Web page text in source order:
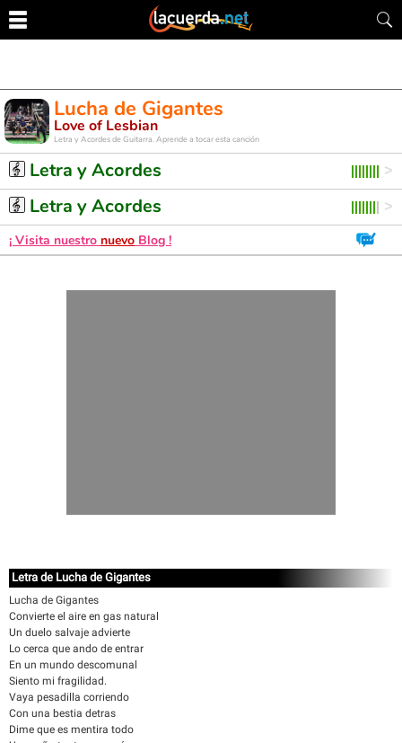
Lucha de Gigantes
Love of Lesbian
Letra y Acordes de Guitarra. Aprende a tocar esta canción
Letra y Acordes
Letra y Acordes
¡ Visita nuestro nuevo Blog !
Letra de Lucha de Gigantes
Lucha de Gigantes
Convierte el aire en gas natural
Un duelo salvaje advierte
Lo cerca que ando de entrar
En un mundo descomunal
Siento mi fragilidad.
Vaya pesadilla corriendo
Con una bestia detras
Dime que es mentira todo